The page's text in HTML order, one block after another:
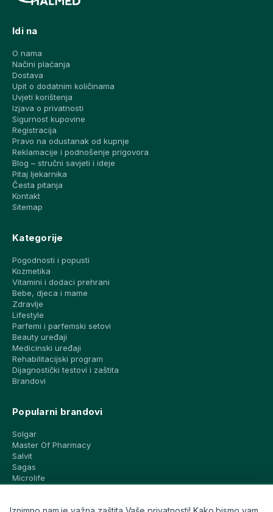
Idi na
O nama
Načini plaćanja
Dostava
Upit o dodatnim količinama
Uvjeti korištenja
Izjava o privatnosti
Sigurnost kupovine
Registracija
Pravo na odustanak od kupnje
Reklamacije i podnošenje prigovora
Blog – stručni savjeti i ideje
Pitaj ljekarnika
Česta pitanja
Kontakt
Sitemap
Kategorije
Pogodnosti i popusti
Kozmetika
Vitamini i dodaci prehrani
Bebe, djeca i mame
Zdravlje
Lifestyle
Parfemi i parfemski setovi
Beauty uređaji
Medicinski uređaji
Rehabilitacijski program
Dijagnostički testovi i zaštita
Brandovi
Popularni brandovi
Solgar
Master Of Pharmacy
Salvit
Sagas
Microlife